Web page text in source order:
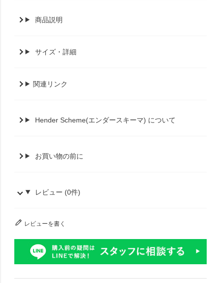
商品説明
サイズ・詳細
関連リンク
Hender Scheme(エンダースキーマ) について
お買い物の前に
レビュー (0件)
レビューを書く